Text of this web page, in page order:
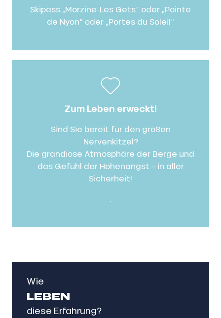
Skipass „Morzine-Les Gets“ oder „Pointe
de Nyon“ oder „Portes du Soleil“
Zum Leben erweckt!
Sind Sie bereit für den großen
Nervenkitzel?
Die grandiose Atmosphäre der Berge und
das Gefühl der Höhenangst – in aller
Sicherheit!
Wie
LEBEN
diese Erfahrung?